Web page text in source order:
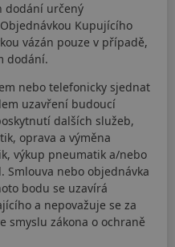
dodání určený
Kupujícího
vázán pouze v případě,
dodání.
nebo telefonicky sjednat
uzavření budoucí
dalších služeb,
oprava a výměna
výkup pneumatik a/nebo
Smlouva nebo objednávka
bodu se uzavírá
a nepovažuje se za
smyslu zákona o ochraně